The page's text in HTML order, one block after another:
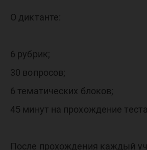
О диктанте:
6 рубрик;
30 вопросов;
6 тематических блоков;
45 минут на прохождение
После прохождения каждый